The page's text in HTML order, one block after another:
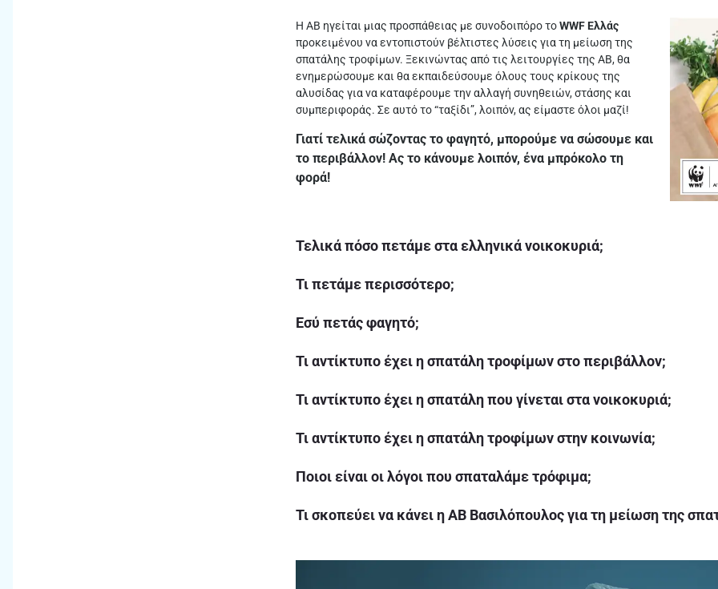
Η ΑΒ ηγείται μιας προσπάθειας με συνοδοιπόρο τοWWF Ελλάς
προκειμένου να εντοπιστούν βέλτιστες λύσεις για τη μείωση της
σπατάλης τροφίμων. Ξεκινώντας από τις λειτουργίες της ΑΒ, θα
ενημερώσουμε και θα εκπαιδεύσουμε όλους τους κρίκους της
αλυσίδας για να καταφέρουμε την αλλαγή συνηθειών, στάσης και
συμπεριφοράς. Σε αυτό το “ταξίδι”, λοιπόν, ας είμαστε όλοι μαζί!
Γιατί τελικά σώζοντας το φαγητό, μπορούμε να σώσουμε και
το περιβάλλον! Ας το κάνουμε λοιπόν, ένα μπρόκολο τη
φορά!
Τελικά πόσο πετάμε στα ελληνικά νοικοκυριά;
Τι πετάμε περισσότερο;
Εσύ πετάς φαγητό;
Τι αντίκτυπο έχει η σπατάλη τροφίμων στο περιβάλλον;
Τι αντίκτυπο έχει η σπατάλη που γίνεται στα νοικοκυριά;
Τι αντίκτυπο έχει η σπατάλη τροφίμων στην κοινωνία;
Ποιοι είναι οι λόγοι που σπαταλάμε τρόφιμα;
Τι σκοπεύει να κάνει η ΑΒ Βασιλόπουλος για τη μείωση της